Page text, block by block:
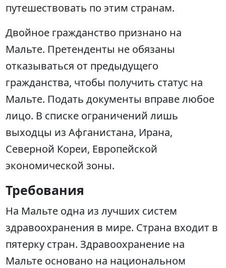
путешествовать по этим странам.
Двойное гражданство признано на
Мальте. Претенденты не обязаны
отказываться от предыдущего
гражданства, чтобы получить статус на
Мальте. Подать документы вправе любое
лицо. В списке ограничений лишь
выходцы из Афганистана, Ирана,
Северной Кореи, Европейской
экономической зоны.
Требования
На Мальте одна из лучших систем
здравоохранения в мире. Страна входит в
пятерку стран. Здравоохранение на
Мальте основано на национальном